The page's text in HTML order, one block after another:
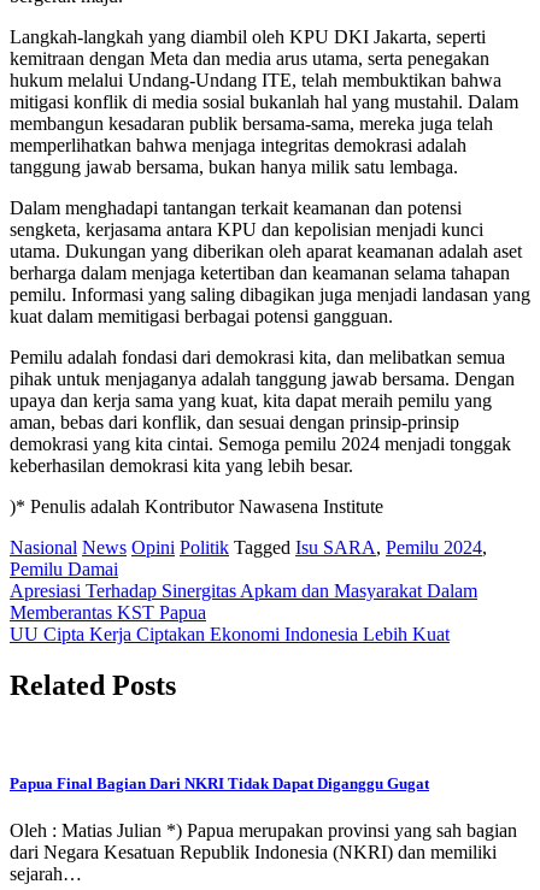
Langkah-langkah yang diambil oleh KPU DKI Jakarta, seperti
kemitraan dengan Meta dan media arus utama, serta penegakan
hukum melalui Undang-Undang ITE, telah membuktikan bahwa
mitigasi konflik di media sosial bukanlah hal yang mustahil. Dalam
membangun kesadaran publik bersama-sama, mereka juga telah
memperlihatkan bahwa menjaga integritas demokrasi adalah
tanggung jawab bersama, bukan hanya milik satu lembaga.
Dalam menghadapi tantangan terkait keamanan dan potensi
sengketa, kerjasama antara KPU dan kepolisian menjadi kunci
utama. Dukungan yang diberikan oleh aparat keamanan adalah aset
berharga dalam menjaga ketertiban dan keamanan selama tahapan
pemilu. Informasi yang saling dibagikan juga menjadi landasan yang
kuat dalam memitigasi berbagai potensi gangguan.
Pemilu adalah fondasi dari demokrasi kita, dan melibatkan semua
pihak untuk menjaganya adalah tanggung jawab bersama. Dengan
upaya dan kerja sama yang kuat, kita dapat meraih pemilu yang
aman, bebas dari konflik, dan sesuai dengan prinsip-prinsip
demokrasi yang kita cintai. Semoga pemilu 2024 menjadi tonggak
keberhasilan demokrasi kita yang lebih besar.
)* Penulis adalah Kontributor Nawasena Institute
Nasional News Opini Politik Tagged Isu SARA, Pemilu 2024,
Pemilu Damai
Post
navigation
Apresiasi Terhadap Sinergitas Apkam dan Masyarakat Dalam
Memberantas KST Papua
UU Cipta Kerja Ciptakan Ekonomi Indonesia Lebih Kuat
Related Posts
Papua Final Bagian Dari NKRI Tidak Dapat Diganggu Gugat
Oleh : Matias Julian *) Papua merupakan provinsi yang sah bagian
dari Negara Kesatuan Republik Indonesia (NKRI) dan memiliki
sejarah…